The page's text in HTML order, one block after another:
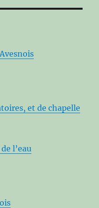
et de chapelle
l’eau